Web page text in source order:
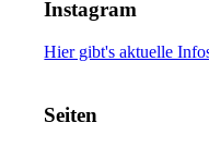
Instagram
Hier gibt's aktuelle
Seiten